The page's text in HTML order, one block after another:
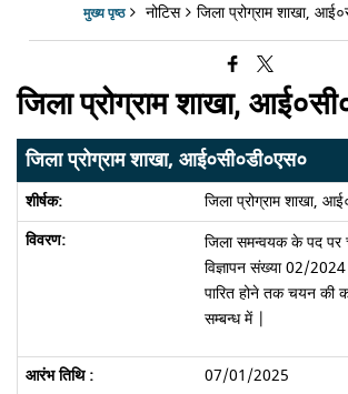
मुख्य पृष्ठ नोटिस जिला प्रोग्राम शाखा,
जिला प्रोग्राम शाखा,
जिला प्रोग्राम शाखा, आई०सी०डी०एस०
जिला प्रोग्राम शाखा,
जिला समन्वयक के पद पर
विज्ञापन संख्या 02/
पारित होने तक चयन की
सम्बन्ध में |
07/01/2025